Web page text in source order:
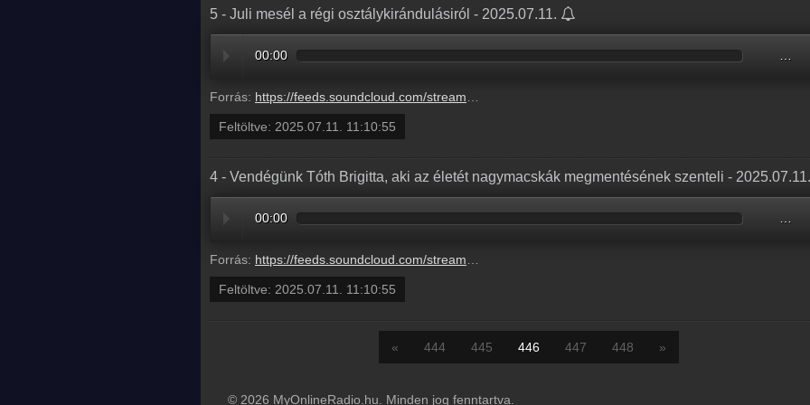
5 - Juli mesél a régi osztálykirándulásiról - 2025.07.11.
00:00
Forrás: https://feeds.soundcloud.com/stream/2128264179-radio1hungary-5-juli-mesel-a-regi-osztalykirandulasirol-5.mp3
Feltöltve: 2025.07.11. 11:10:55
4 - Vendégünk Tóth Brigitta, aki az életét nagymacskák megmentésének szenteli -
00:00
Forrás: https://feeds.soundcloud.com/stream/2128264173-radio1hungary-4-vendegunk-toth-brigitta-aki-az-eletet-nagymacskak-megmentesenek-szenteli-4.mp3
Feltöltve: 2025.07.11. 11:10:55
« 444 445 446 447 448 »
© 2026 MyOnlineRadio.hu. Minden jog fenntartva.